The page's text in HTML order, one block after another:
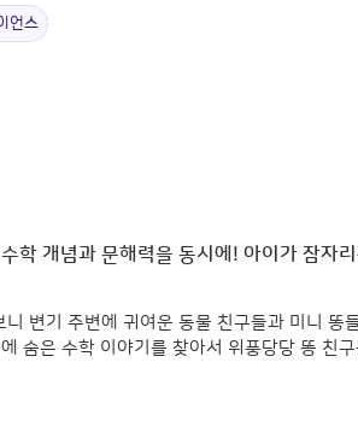
언스
학 개념과 문해력을 동시에! 아이가 잠자
변기 주변에 귀여운 동물 친구들과 미니 똥
숨은 수학 이야기를 찾아서 위풍당당 똥 친